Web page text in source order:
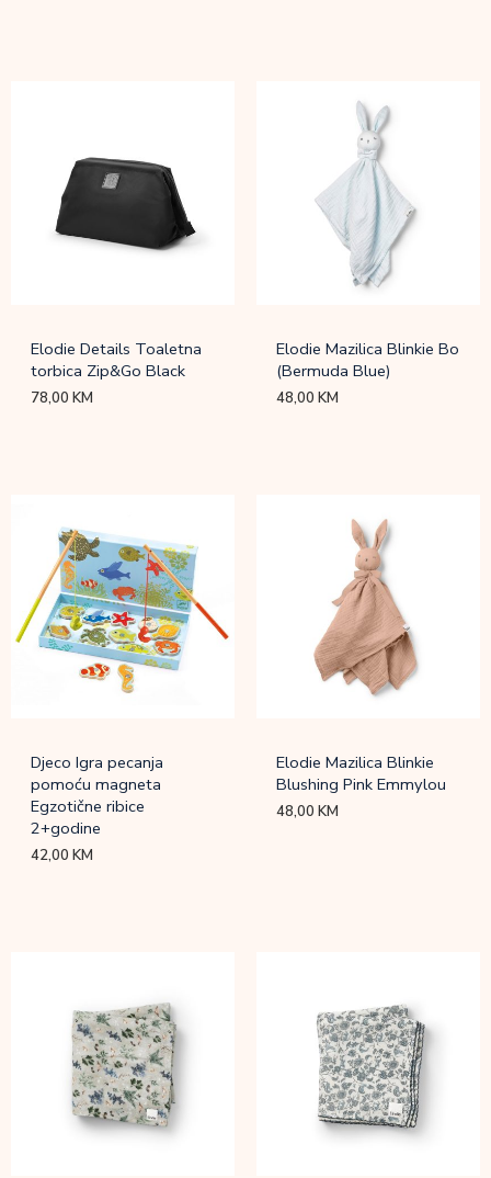
Elodie Details Toaletna
torbica Zip&Go Black
78,00KM
Elodie Mazilica Blinkie Bo
(Bermuda Blue)
48,00KM
Djeco Igra pecanja
pomoću magneta
Egzotične ribice
2+godine
42,00KM
Elodie Mazilica Blinkie
Blushing Pink Emmylou
48,00KM